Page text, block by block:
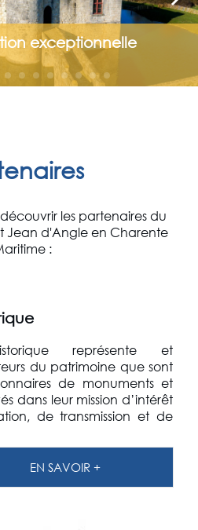
exceptionnelle
les partenaires du
Jean d'Angle en Charente
:
représente et
du patrimoine que sont
de monuments et
dans leur mission d’intérêt
de transmission et de
EN SAVOIR +